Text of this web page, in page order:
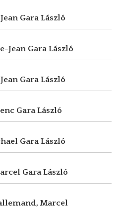
Gara László
Jean Gara László
Gara László
Gara László
Gara László
Gara László
Marcel